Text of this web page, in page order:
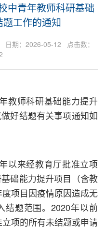
中青年教师科研基础
工作的通知
期：2026-05-12 点击数：
教师科研基础能力提升
好结题有关事项通知如
以来经教育厅批准立项
础能力提升项目（含教
项目因疫情原因造成无
结题范围。2020年以前
立项的所有未结题或申请